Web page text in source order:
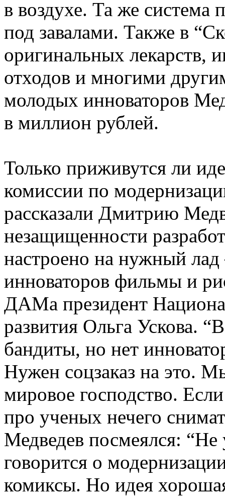
в воздухе. Та же система
под завалами. Также в “
оригинальных лекарств,
отходов и многими
молодых инноваторов
в миллион рублей.
Только приживутся ли
комиссии по
рассказали Дмитрию
незащищенности
настроено на нужный
инноваторов фильмы и
ДАМа президент
развития Ольга Ускова.
бандиты, но нет
Нужен соцзаказ на это.
мировое господство.
про ученых нечего
Медведев посмеялся: “Не
говорится о
комиксы. Но идея